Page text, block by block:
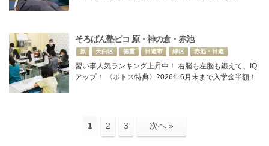
そろばん塾ピコ 原・神の倉・赤池
原 天白区 徳重 日進市 緑区 赤池・日進
習い事人気ランキング上昇中！ 右脳も左脳も鍛えて、IQ
アップ！ 〈ポトス特典〉2026年6月末まで入学金半額！
1 2 3 次へ »